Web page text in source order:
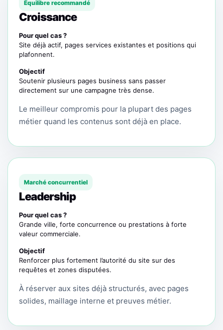
Équilibre recommandé
Croissance
Pour quel cas ?
Site déjà actif, pages services existantes et positions qui
plafonnent.
Objectif
Soutenir plusieurs pages business sans passer
directement sur une campagne très dense.
Le meilleur compromis pour la plupart des pages
métier quand les contenus sont déjà en place.
Marché concurrentiel
Leadership
Pour quel cas ?
Grande ville, forte concurrence ou prestations à forte
valeur commerciale.
Objectif
Renforcer plus fortement l’autorité du site sur des
requêtes et zones disputées.
À réserver aux sites déjà structurés, avec pages
solides, maillage interne et preuves métier.